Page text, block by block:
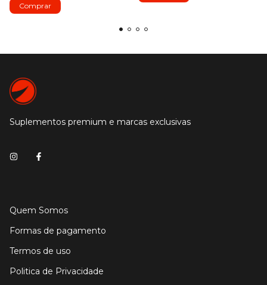
Suplementos premium e marcas exclusivas
Quem Somos
Formas de pagamento
Termos de uso
Politica de Privacidade